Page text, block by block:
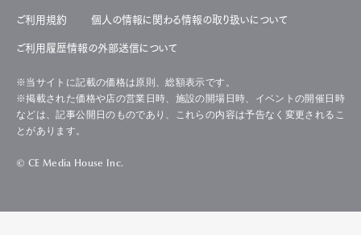
ご利用規約 個人の情報に関わる情報の取り扱いについて
ご利用履歴情報の外部送信について
※当サイトに記載の価格は原則、総額表示です。
※掲載された価格や店の営業日時、施設の開場日時、イベントの開催日時
などは、記事公開日のものであり、これらの内容は予告なく変更されるこ
とがあります。
© CE Media House Inc.